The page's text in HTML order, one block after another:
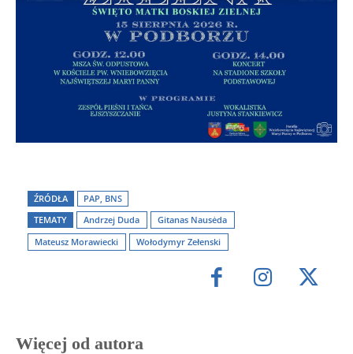
ŹRÓDŁA
PAP, BNS
TEMATY
Andrzej Duda
Gitanas Nausėda
Mateusz Morawiecki
Wołodymyr Zełenski
Więcej od autora